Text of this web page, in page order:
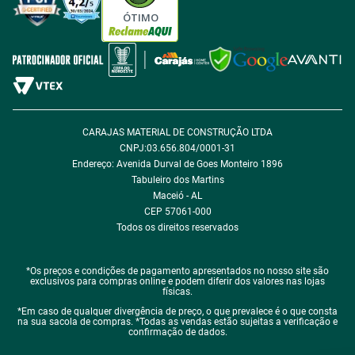
Política de Cookie
Política de Desconto
Fale com encarregado de dados
ÓTIMO
CARAJAS MATERIAL DE CONSTRUÇÃO LTDA
CNPJ:03.656.804/0001-31
Endereço: Avenida Durval de Goes Monteiro 1896
Tabuleiro dos Martins
Maceió - AL
CEP 57061-000
Todos os direitos reservados
*Os preços e condições de pagamento apresentados no nosso site são
exclusivos para compras online e podem diferir dos valores nas lojas
físicas.
*Em caso de qualquer divergência de preço, o que prevalece é o que consta
na sua sacola de compras. *Todas as vendas estão sujeitas a verificação e
confirmação de dados.